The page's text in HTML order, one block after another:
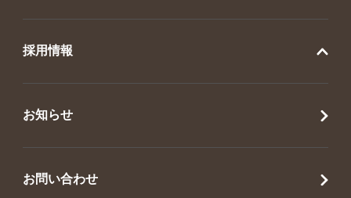
採用情報
お知らせ
お問い合わせ